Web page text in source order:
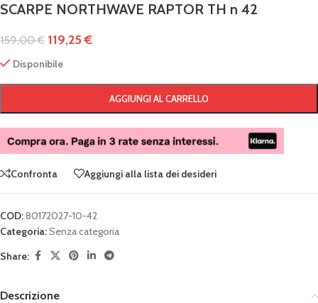
SCARPE NORTHWAVE RAPTOR TH n 42
159,00€ 119,25€
Disponibile
AGGIUNGI AL CARRELLO
Confronta Aggiungi alla lista dei desideri
COD:80172027-10-42
Categoria:Senza categoria
Share:
Descrizione